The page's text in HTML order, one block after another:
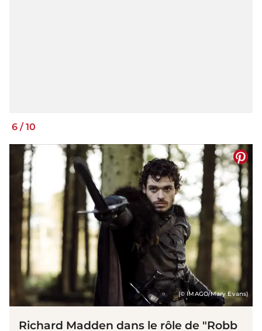
6 /10
(© IMAGO/Mary Evans)
Richard Madden dans le rôle de "Robb